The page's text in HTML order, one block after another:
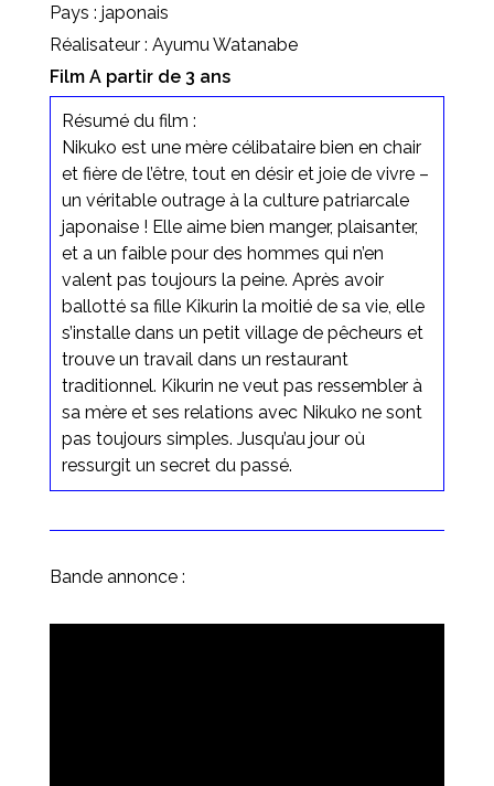
Pays : japonais
Réalisateur : Ayumu Watanabe
Film A partir de 3 ans
Résumé du film :
Nikuko est une mère célibataire bien en chair
et fière de l’être, tout en désir et joie de vivre –
un véritable outrage à la culture patriarcale
japonaise ! Elle aime bien manger, plaisanter,
et a un faible pour des hommes qui n’en
valent pas toujours la peine. Après avoir
ballotté sa fille Kikurin la moitié de sa vie, elle
s’installe dans un petit village de pêcheurs et
trouve un travail dans un restaurant
traditionnel. Kikurin ne veut pas ressembler à
sa mère et ses relations avec Nikuko ne sont
pas toujours simples. Jusqu’au jour où
ressurgit un secret du passé.
Bande annonce :